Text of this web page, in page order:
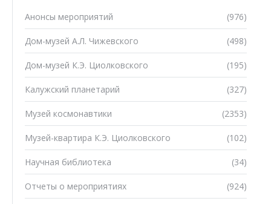
(976)
Анонсы мероприятий
(498)
Дом-музей А.Л. Чижевского
(195)
Дом-музей К.Э. Циолковского
(327)
Калужский планетарий
(2353)
Музей космонавтики
(102)
Музей-квартира К.Э. Циолковского
(34)
Научная библиотека
(924)
Отчеты о мероприятиях